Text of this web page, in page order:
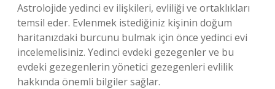
Astrolojide yedinci ev ilişkileri, evliliği ve ortaklıkları
temsil eder. Evlenmek istediğiniz kişinin doğum
haritanızdaki burcunu bulmak için önce yedinci evi
incelemelisiniz. Yedinci evdeki gezegenler ve bu
evdeki gezegenlerin yönetici gezegenleri evlilik
hakkında önemli bilgiler sağlar.